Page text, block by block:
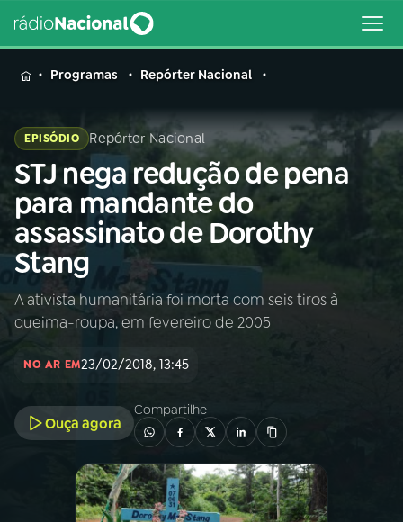
MENU
Buscar
na
Rádio
Nacional
Buscar
AO VIVO
01INÍCIO
PROGRAMAÇÃO
PROGRAMAS
Programas Repórter Nacional
EPISÓDIO Repórter Nacional
STJ nega redução de pena
para mandante do
assassinato de Dorothy
Stang
A ativista humanitária foi morta com seis tiros à
queima-roupa, em fevereiro de 2005
NO AR EM23/02/2018, 13:45
Ouça agora
Compartilhe